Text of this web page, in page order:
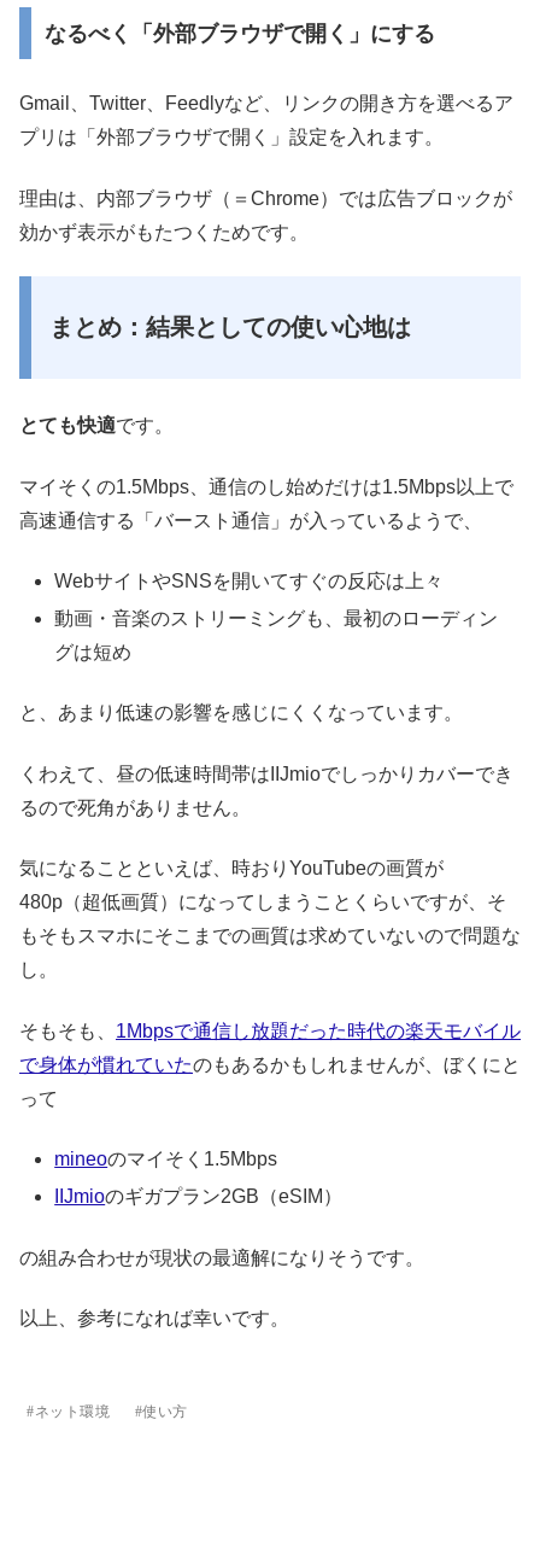
なるべく「外部ブラウザで開く」にする
Gmail、Twitter、Feedlyなど、リンクの開き方を選べるア
プリは「外部ブラウザで開く」設定を入れます。
理由は、内部ブラウザ（＝Chrome）では広告ブロックが
効かず表示がもたつくためです。
まとめ：結果としての使い心地は
とても快適です。
マイそくの1.5Mbps、通信のし始めだけは1.5Mbps以上で
高速通信する「バースト通信」が入っているようで、
WebサイトやSNSを開いてすぐの反応は上々
動画・音楽のストリーミングも、最初のローディン
グは短め
と、あまり低速の影響を感じにくくなっています。
くわえて、昼の低速時間帯はIIJmioでしっかりカバーでき
るので死角がありません。
気になることといえば、時おりYouTubeの画質が
480p（超低画質）になってしまうことくらいですが、そ
もそもスマホにそこまでの画質は求めていないので問題な
し。
そもそも、 1Mbpsで通信し放題だった時代の楽天モバイル
で身体が慣れていたのもあるかもしれませんが、ぼくにと
って
mineoのマイそく1.5Mbps
IIJmioのギガプラン2GB（eSIM）
の組み合わせが現状の最適解になりそうです。
以上、参考になれば幸いです。
ネット環境 使い方